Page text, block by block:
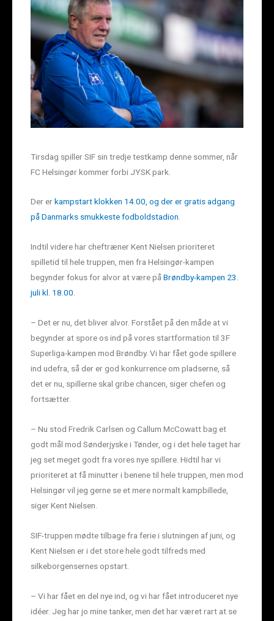
Tirsdag spiller SIF sin tredje testkamp denne sommer, når
FC Helsingør kommer forbi JYSK park.
Der erkampstart klokken 14.00, og der er gratis adgang
på Danmarks smukkeste fodboldstadion.
Indtil videre har cheftræner Kent Nielsen prioriteret
spilletid til hele truppen, men fra Helsingør-kampen
begynder fokus for alvor at være på Brøndby-kampen 23.
juli kl. 18.00.
– Det er nu, det bliver alvor. Forstået på den måde at vi
begynder at spore os ind på vores startformation til 3F
Superliga-kampen mod Brøndby. Vi har fået gode spillere
ind udefra, så der er god konkurrence om pladserne, så
det er nu, spillerne skal gribe chancen, siger chefen og
fortsætter.
– Nu stod Fredrik Carlsen og Callum McCowatt bag et
godt mål mod Sønderjyske i Tønder, og i det hele taget har
jeg set meget godt fra vores nye spillere. Hidtil har vi
prioriteret at få minutter i benene til hele truppen, men mod
Helsingør vil jeg gerne se et mere normalt kampbillede,
siger Kent Nielsen.
SIF-truppen mødte tilbage fra ferie i slutningen af juni, og
Kent Nielsen er i det store hele godt tilfreds med
silkeborgensernes opstart.
– Vi har fået en del nye ind, og vi har fået introduceret nye
idéer. Jeg har jo mine tanker, men det har været rart at se